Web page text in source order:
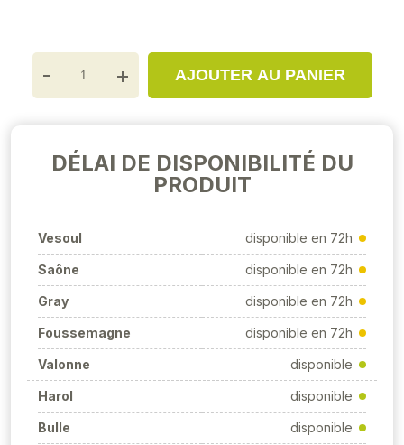
- + AJOUTER AU PANIER
DÉLAI DE DISPONIBILITÉ DU
PRODUIT
Vesoul disponible en 72h
Saône disponible en 72h
Gray disponible en 72h
Foussemagne disponible en 72h
Valonne disponible
Harol disponible
Bulle disponible